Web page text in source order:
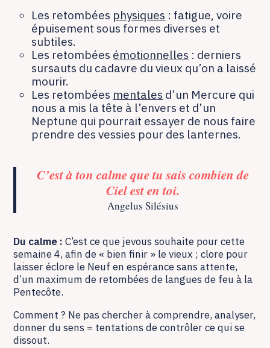
Les retombées physiques : fatigue, voire
épuisement sous formes diverses et
subtiles.
Les retombées émotionnelles : derniers
sursauts du cadavre du vieux qu’on a laissé
mourir.
Les retombées mentales d’un Mercure qui
nous a mis la tête à l’envers et d’un
Neptune qui pourrait essayer de nous faire
prendre des vessies pour des lanternes.
C’est à ton calme que tu sais combien de
Ciel est en toi.
Angelus Silésius
Du calme :C’est ce que jevous souhaite pour cette
semaine 4, afin de « bien finir » le vieux ; clore pour
laisser éclore le Neuf en espérance sans attente,
d’un maximum de retombées de langues de feu à la
Pentecôte.
Comment ? Ne pas chercher à comprendre, analyser,
donner du sens = tentations de contrôler ce qui se
dissout.